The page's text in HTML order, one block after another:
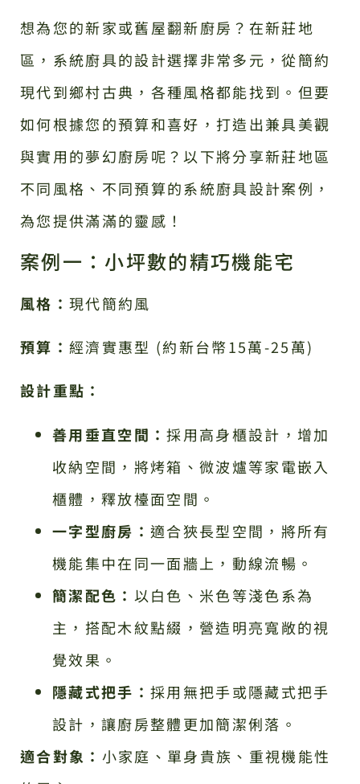
想為您的新家或舊屋翻新廚房？在新莊地
區，系統廚具的設計選擇非常多元，從簡約
現代到鄉村古典，各種風格都能找到。但要
如何根據您的預算和喜好，打造出兼具美觀
與實用的夢幻廚房呢？以下將分享新莊地區
不同風格、不同預算的系統廚具設計案例，
為您提供滿滿的靈感！
案例一：小坪數的精巧機能宅
風格：現代簡約風
預算：經濟實惠型 (約新台幣15萬-25萬)
設計重點：
善用垂直空間：採用高身櫃設計，增加
收納空間，將烤箱、微波爐等家電嵌入
櫃體，釋放檯面空間。
一字型廚房：適合狹長型空間，將所有
機能集中在同一面牆上，動線流暢。
簡潔配色： 以白色、米色等淺色系為
主，搭配木紋點綴，營造明亮寬敞的視
覺效果。
隱藏式把手：採用無把手或隱藏式把手
設計，讓廚房整體更加簡潔俐落。
適合對象： 小家庭、單身貴族、重視機能性